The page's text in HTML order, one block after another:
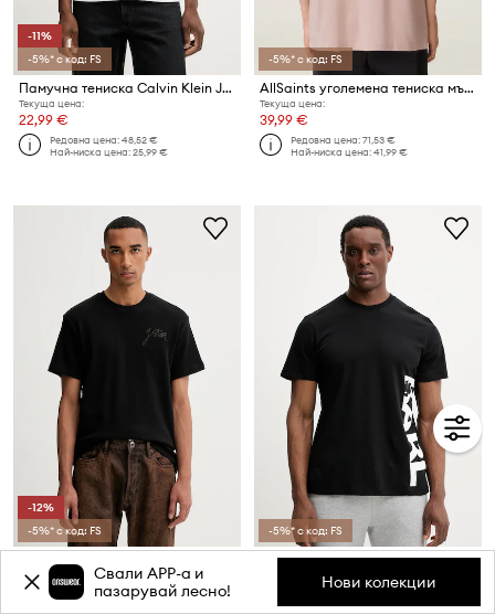
-11%
-5%* с код: FS
Памучна тениска Calvin Klein Jeans
Текуща цена:
22,99 €
Редовна цена:48,52 €
Най-ниска цена:25,99 €
-5%* с код: FS
AllSaints уголемена тениска мъжка от памук
Текуща цена:
39,99 €
Редовна цена:71,53 €
Най-ниска цена:41,99 €
-12%
-5%* с код: FS
Текуща цена:
21,99 €
-5%* с код: FS
Karl Lagerfeld тениска мъжка от памук
Текуща цена:
Свали APP-a и
пазарувай лесно!
Нови колекции